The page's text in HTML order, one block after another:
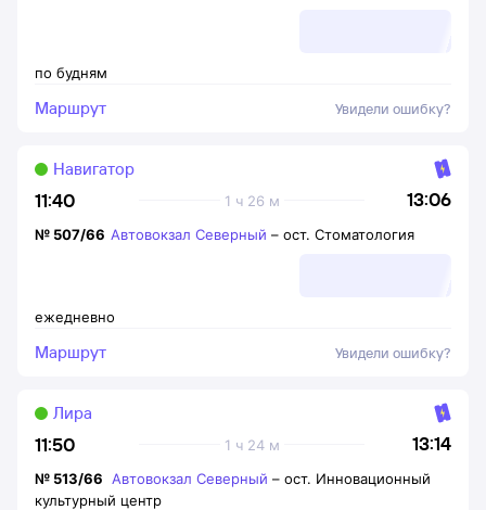
по будням
Маршрут Увидели ошибку?
11:40 13:06
1 ч 26 м
Навигатор
ежедневно
№ 507/66 Автовокзал Северный – ост. Стоматология
Маршрут Увидели ошибку?
11:50 13:14
1 ч 24 м
Лира
№ 513/66 Автовокзал Северный – ост. Инновационный
культурный центр